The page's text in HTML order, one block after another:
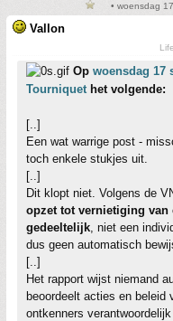
• woensdag
Vallon
Op woensdag 17
Tourniquethet volgende:
[..]
Een wat warrige post -
toch enkele stukjes uit.
[..]
Dit klopt niet. Volgens de
opzet tot vernietiging van
gedeeltelijk, niet een
dus geen automatisch
[..]
Het rapport wijst niemand
beoordeelt acties en
ontkenners